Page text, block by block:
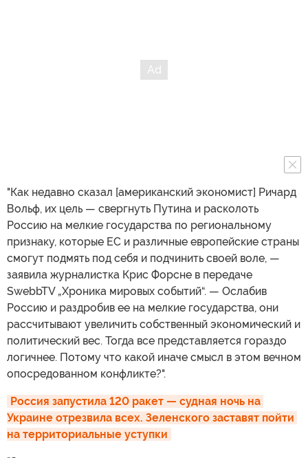
"Как недавно сказал [американский экономист] Ричард
Вольф, их цель — свергнуть Путина и расколоть
Россию на мелкие государства по региональному
признаку, которые ЕС и различные европейские страны
смогут подмять под себя и подчинить своей воле, —
заявила журналистка Крис Форсне в передаче
SwebbTV „Хроника мировых событий“. — Ослабив
Россию и раздробив ее на мелкие государства, они
рассчитывают увеличить собственный экономический и
политический вес. Тогда все представляется гораздо
логичнее. Потому что какой иначе смысл в этом вечном
опосредованном конфликте?".
Россия запустила 120 ракет — судная ночь на
Украине отрезвила всех. Зеленского заставят пойти
на территориальные уступки